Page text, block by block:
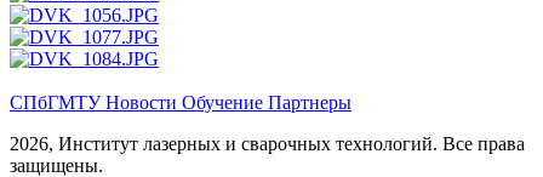
СПбГМТУНовости Обучение Партнеры
2026, Институт лазерных и сварочных технологий. Все права
защищены.